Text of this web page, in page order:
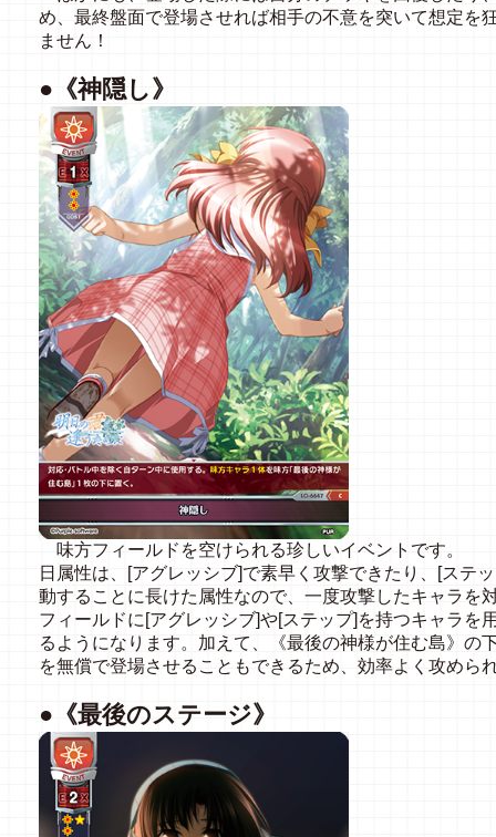
め、最終盤面で登場させれば相手の不意を突いて想定を
ません！
●《神隠し》
味方フィールドを空けられる珍しいイベントです。
日属性は、[アグレッシブ]で素早く攻撃できたり、[ステ
動することに長けた属性なので、一度攻撃したキャラを
フィールドに[アグレッシブ]や[ステップ]を持つキャラを
るようになります。加えて、《最後の神様が住む島》の
を無償で登場させることもできるため、効率よく攻めら
●《最後のステージ》